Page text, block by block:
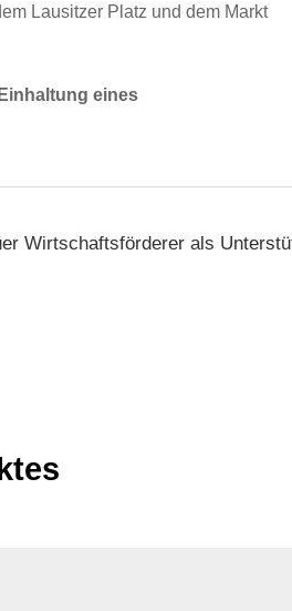
Lausitzer Platz und dem Markt
Einhaltung eines
Wirtschaftsförderer als